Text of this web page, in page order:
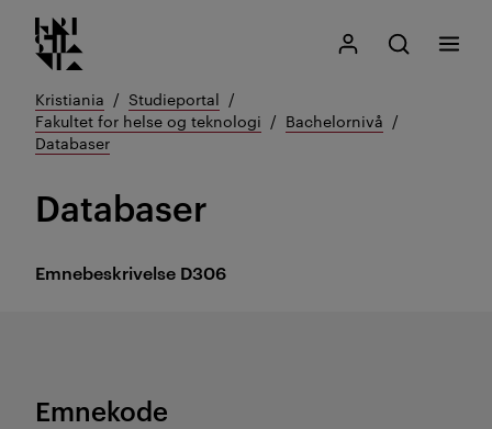
Gå
til
innhold
Kristiania logo
Mitt Kristiania
Åpne søk
Søk
Meny
Kristiania
Studieportal
Fakultet for helse og teknologi
Bachelornivå
Databaser
Emnebeskrivelse D306
Databaser
Emnekode